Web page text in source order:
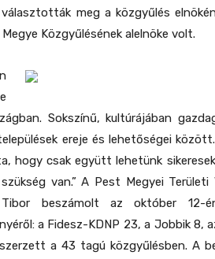
meg a közgyűlés
Közgyűlésének alelnöke volt.
Sokszínű, kultúrájában
ereje és lehetőségei
hogy csak együtt lehetünk
van.” A Pest Megyei Területi
beszámolt az október 12-
a Fidesz-KDNP 23, a Jobbik 8,
a 43 tagú közgyűlésben. A